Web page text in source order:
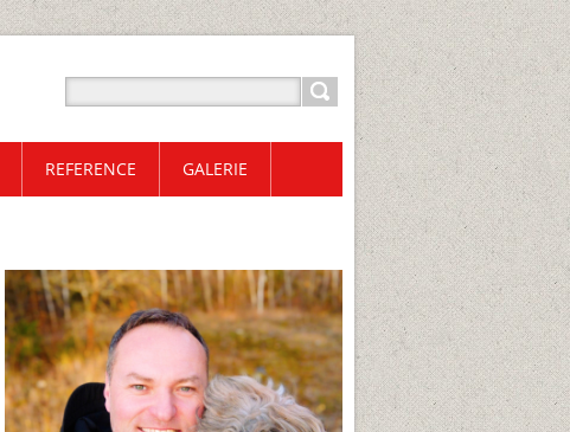
REFERENCE GALERIE